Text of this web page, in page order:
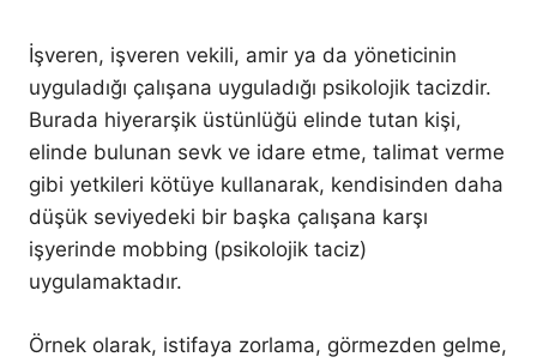
İşveren, işveren vekili, amir ya da yöneticinin
uyguladığı çalışana uyguladığı psikolojik tacizdir.
Burada hiyerarşik üstünlüğü elinde tutan kişi,
elinde bulunan sevk ve idare etme, talimat verme
gibi yetkileri kötüye kullanarak, kendisinden daha
düşük seviyedeki bir başka çalışana karşı
işyerinde mobbing (psikolojik taciz)
uygulamaktadır.
Örnek olarak, istifaya zorlama, görmezden gelme,